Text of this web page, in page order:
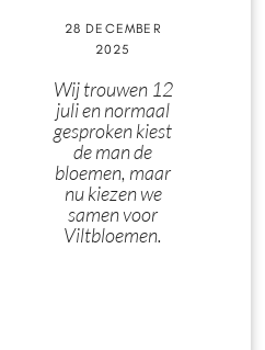
28 DECEMBER
2025
Wij trouwen 12
juli en normaal
gesproken kiest
de man de
bloemen, maar
nu kiezen we
samen voor
Viltbloemen.